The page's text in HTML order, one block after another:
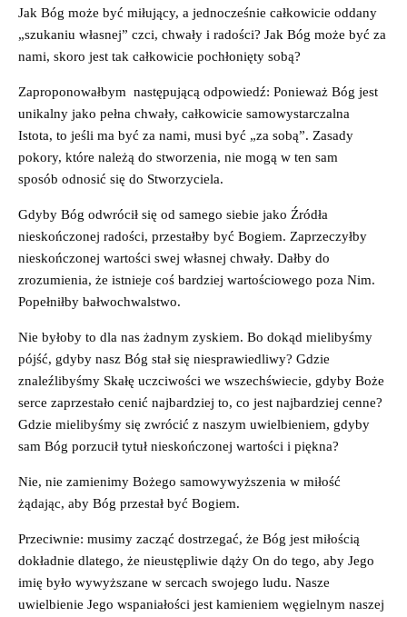
Jak Bóg może być miłujący, a jednocześnie całkowicie oddany
„szukaniu własnej” czci, chwały i radości? Jak Bóg może być za
nami, skoro jest tak całkowicie pochłonięty sobą?
Zaproponowałbym następującą odpowiedź: Ponieważ Bóg jest
unikalny jako pełna chwały, całkowicie samowystarczalna
Istota, to jeśli ma być za nami, musi być „za sobą”. Zasady
pokory, które należą do stworzenia, nie mogą w ten sam
sposób odnosić się do Stworzyciela.
Gdyby Bóg odwrócił się od samego siebie jako Źródła
nieskończonej radości, przestałby być Bogiem. Zaprzeczyłby
nieskończonej wartości swej własnej chwały. Dałby do
zrozumienia, że istnieje coś bardziej wartościowego poza Nim.
Popełniłby bałwochwalstwo.
Nie byłoby to dla nas żadnym zyskiem. Bo dokąd mielibyśmy
pójść, gdyby nasz Bóg stał się niesprawiedliwy? Gdzie
znaleźlibyśmy Skałę uczciwości we wszechświecie, gdyby Boże
serce zaprzestało cenić najbardziej to, co jest najbardziej cenne?
Gdzie mielibyśmy się zwrócić z naszym uwielbieniem, gdyby
sam Bóg porzucił tytuł nieskończonej wartości i piękna?
Nie, nie zamienimy Bożego samowywyższenia w miłość
żądając, aby Bóg przestał być Bogiem.
Przeciwnie: musimy zacząć dostrzegać, że Bóg jest miłością
dokładnie dlatego, że nieustępliwie dąży On do tego, aby Jego
imię było wywyższane w sercach swojego ludu. Nasze
uwielbienie Jego wspaniałości jest kamieniem węgielnym naszej